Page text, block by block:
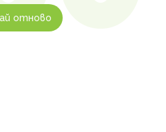
отново